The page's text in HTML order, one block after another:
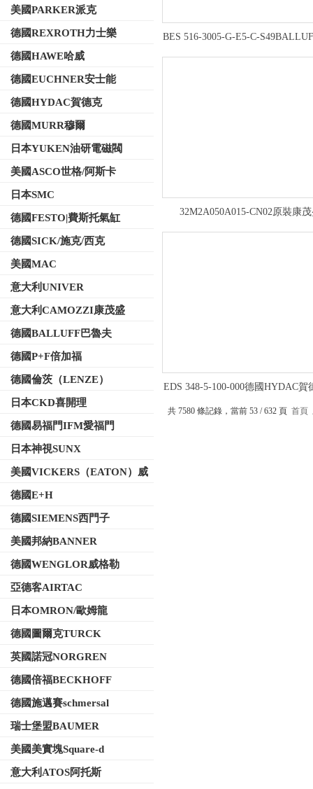
季传媒電磁閥
美國PARKER派克
德國REXROTH力士樂
德國HAWE哈威
德國EUCHNER安士能
德國HYDAC賀德克
德國MURR穆爾
日本YUKEN油研電磁閥
美國ASCO世格/阿斯卡
日本SMC
德國FESTO|費斯托氣缸
德國SICK/施克/西克
美國MAC
意大利UNIVER
意大利CAMOZZI康茂盛
德國BALLUFF巴魯夫
德國P+F倍加福
德國倫茨（LENZE）
日本CKD喜開理
德國易福門IFM愛福門
日本神視SUNX
美國VICKERS（EATON）威
格士
德國E+H
德國SIEMENS西門子
美國邦納BANNER
德國WENGLOR威格勒
亞德客AIRTAC
日本OMRON/歐姆龍
德國圖爾克TURCK
英國諾冠NORGREN
德國倍福BECKHOFF
德國施邁賽schmersal
瑞士堡盟BAUMER
美國美實塊Square-d
意大利ATOS阿托斯
BES 516-3005-G-E5-C-
32M2A050A015-CN02原裝康
EDS 348-5-100-000德國HYDAC賀
共 7580 條記錄，當前 53 / 632 頁 首頁